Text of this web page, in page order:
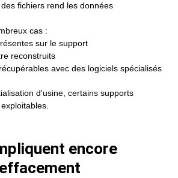
fichiers rend les données
cas :
sur le support
reconstruits
avec des logiciels spécialisés
d'usine, certains supports
encore